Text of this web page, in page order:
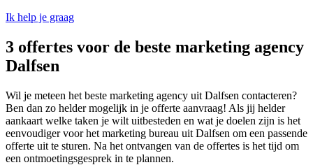
Ik help je graag
3 offertes voor de beste marketing agency
Dalfsen
Wil je meteen het beste marketing agency uit Dalfsen contacteren?
Ben dan zo helder mogelijk in je offerte aanvraag! Als jij helder
aankaart welke taken je wilt uitbesteden en wat je doelen zijn is het
eenvoudiger voor het marketing bureau uit Dalfsen om een passende
offerte uit te sturen. Na het ontvangen van de offertes is het tijd om
een ontmoetingsgesprek in te plannen.